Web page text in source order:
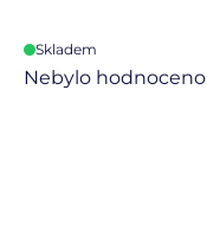
Skladem
Nebylo hodnoceno